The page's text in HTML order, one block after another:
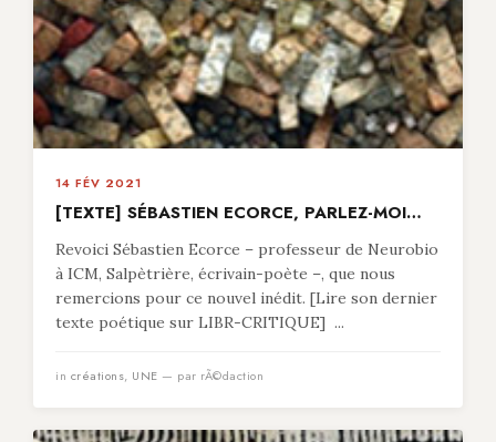
14 FÉV 2021
[TEXTE] SÉBASTIEN ECORCE, PARLEZ-MOI…
Revoici Sébastien Ecorce – professeur de Neurobio
à ICM, Salpètrière, écrivain-poète –, que nous
remercions pour ce nouvel inédit. [Lire son dernier
texte poétique sur LIBR-CRITIQUE] ...
in créations, UNE — par rÃ©daction